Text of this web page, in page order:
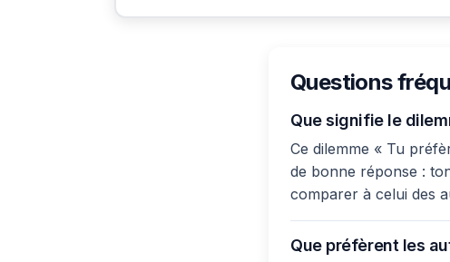
Questions
Que signifie le
Ce dilemme « Tu
de bonne réponse :
comparer à celui des
Que préfèrent les